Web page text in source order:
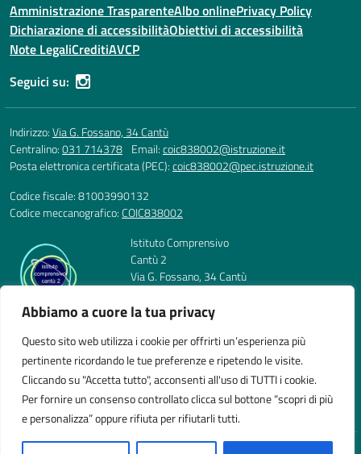
Abbiamo a cuore la tua privacy
Questo sito web utilizza i cookie per offrirti un’esperienza più
pertinente ricordando le tue preferenze e ripetendo le visite.
Cliccando su "Accetta tutto", acconsenti all'uso di TUTTI i cookie.
Per fornire un consenso controllato clicca sul bottone “scopri di più
e personalizza” oppure rifiuta per rifiutarli tutti.
Amministrazione TrasparenteAlbo onlinePrivacy Policy
Dichiarazione di accessibilitàObiettivi di accessibilità
Note LegaliCreditiAVCP
Seguici su:
Indirizzo:Via G. Fossano, 34 Cantù
Centralino:031 714378 Email:coic838002@istruzione.it
Posta elettronica certificata (PEC):coic838002@pec.istruzione.it
Codice fiscale: 81003990132
Codice meccanografico:COIC838002
Istituto Comprensivo
Cantù 2
Via G. Fossano, 34 Cantù
E-mail: coic838002@istruzione.it
Codice Meccanografico: COIC838002
Codice Fiscale: 81003990132